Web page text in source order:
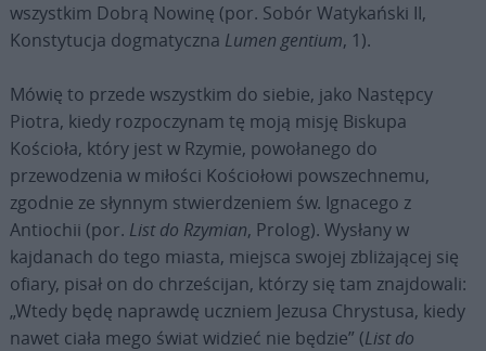
wszystkim Dobrą Nowinę (por. Sobór Watykański II,
Konstytucja dogmatyczna Lumen gentium, 1).
Mówię to przede wszystkim do siebie, jako Następcy
Piotra, kiedy rozpoczynam tę moją misję Biskupa
Kościoła, który jest w Rzymie, powołanego do
przewodzenia w miłości Kościołowi powszechnemu,
zgodnie ze słynnym stwierdzeniem św. Ignacego z
Antiochii (por. List do Rzymian, Prolog). Wysłany w
kajdanach do tego miasta, miejsca swojej zbliżającej się
ofiary, pisał on do chrześcijan, którzy się tam znajdowali:
„Wtedy będę naprawdę uczniem Jezusa Chrystusa, kiedy
nawet ciała mego świat widzieć nie będzie” (List do